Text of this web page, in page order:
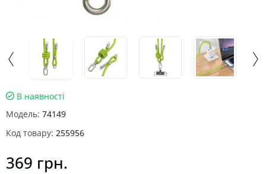
В наявності
Модель: 74149
Код товару: 255956
369 грн.